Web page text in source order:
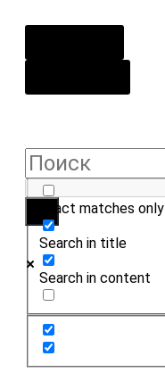
Exact matches only
Search in title
Search in content